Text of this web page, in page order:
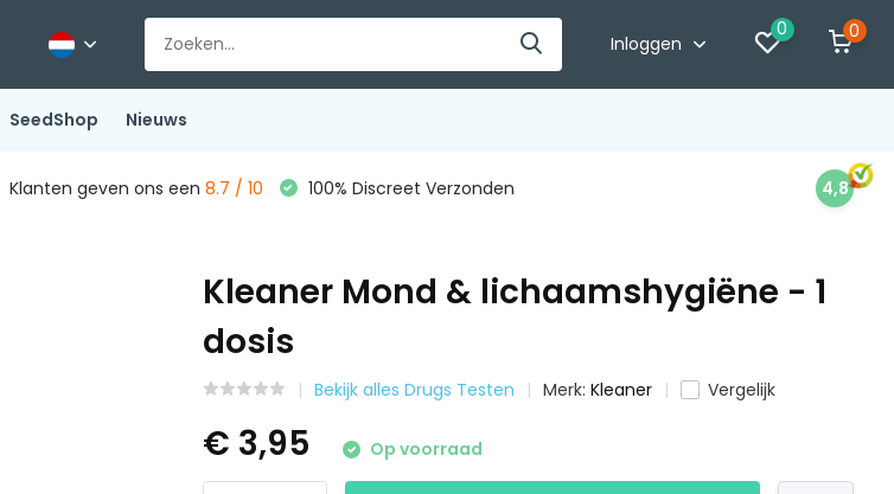
Inloggen
0 0
SeedShop Nieuws
Klanten geven ons een 8.7 / 10 100% Discreet Verzonden 4,8
Kleaner Mond & lichaamshygiëne - 1
dosis
Bekijk alles Drugs Testen Merk:Kleaner Vergelijk
€ 3,95 Op voorraad